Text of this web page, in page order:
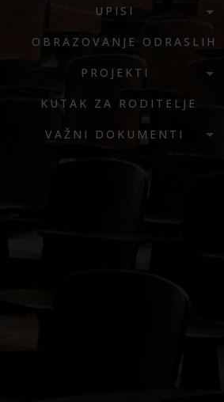
UPISI
OBRAZOVANJE ODRASLIH
PROJEKTI
KUTAK ZA RODITELJE
VAŽNI DOKUMENTI